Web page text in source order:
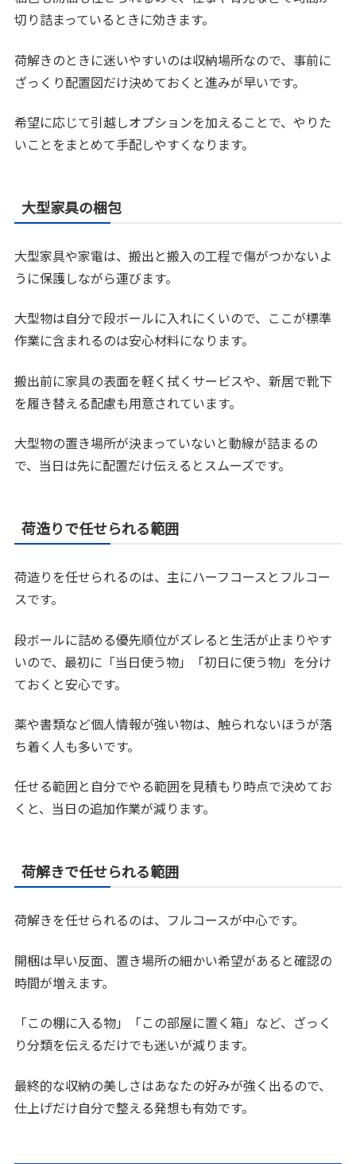
切り詰まっているときに効きます。
荷解きのときに迷いやすいのは収納場所なので、事前に
ざっくり配置図だけ決めておくと進みが早いです。
希望に応じて引越しオプションを加えることで、やりた
いことをまとめて手配しやすくなります。
大型家具の梱包
大型家具や家電は、搬出と搬入の工程で傷がつかないよ
うに保護しながら運びます。
大型物は自分で段ボールに入れにくいので、ここが標準
作業に含まれるのは安心材料になります。
搬出前に家具の表面を軽く拭くサービスや、新居で靴下
を履き替える配慮も用意されています。
大型物の置き場所が決まっていないと動線が詰まるの
で、当日は先に配置だけ伝えるとスムーズです。
荷造りで任せられる範囲
荷造りを任せられるのは、主にハーフコースとフルコー
スです。
段ボールに詰める優先順位がズレると生活が止まりやす
いので、最初に「当日使う物」「初日に使う物」を分け
ておくと安心です。
薬や書類など個人情報が強い物は、触られないほうが落
ち着く人も多いです。
任せる範囲と自分でやる範囲を見積もり時点で決めてお
くと、当日の追加作業が減ります。
荷解きで任せられる範囲
荷解きを任せられるのは、フルコースが中心です。
開梱は早い反面、置き場所の細かい希望があると確認の
時間が増えます。
「この棚に入る物」「この部屋に置く箱」など、ざっく
り分類を伝えるだけでも迷いが減ります。
最終的な収納の美しさはあなたの好みが強く出るので、
仕上げだけ自分で整える発想も有効です。